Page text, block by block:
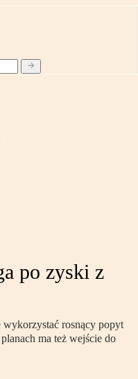
po zyski z
rosnący popyt
ma też wejście do